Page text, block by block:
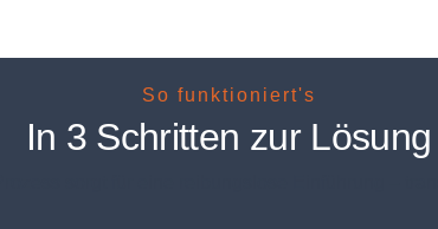
So funktioniert's
In 3 Schritten zur Lösung